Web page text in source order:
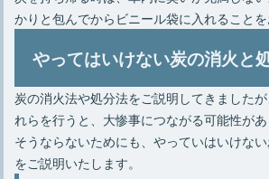
かりと包んでからビニール袋に入れることを
やってはいけない炭の消火と
炭の消火法や処分法をご説明してきました
れらを行うと、大惨事につながる可能性があ
そうならないためにも、やっていはいけな
をご説明いたします。